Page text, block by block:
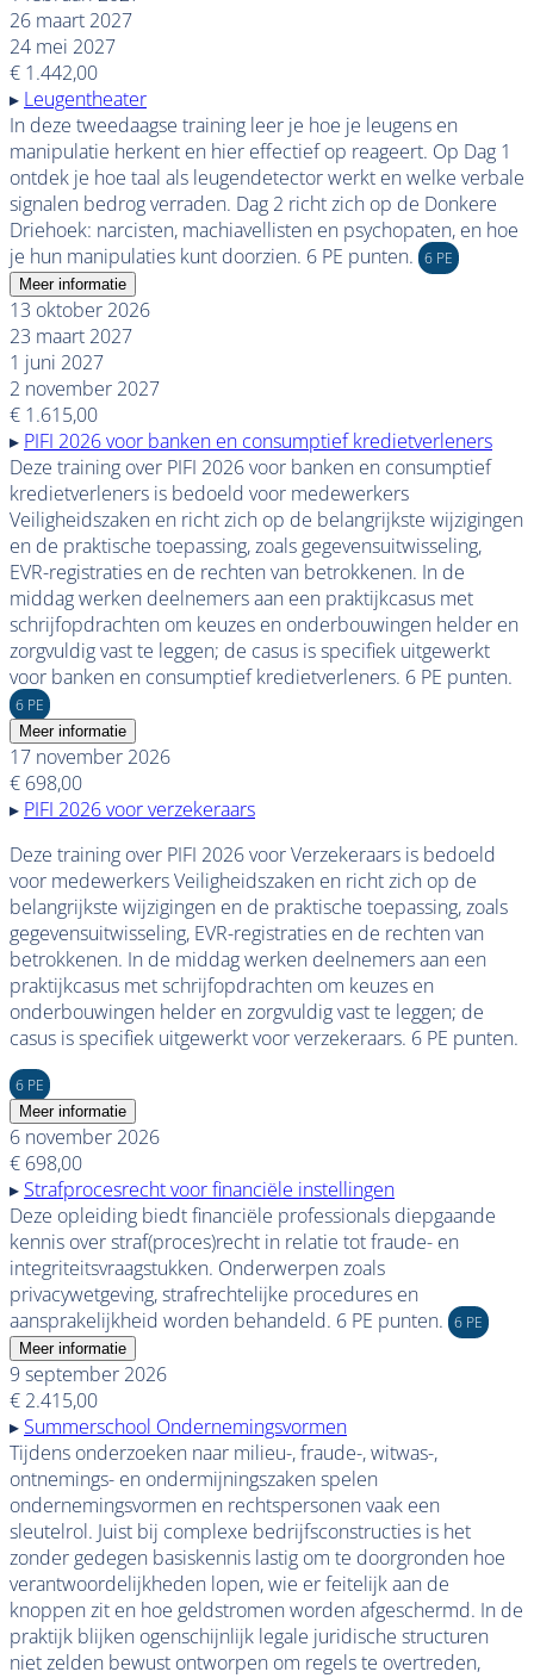
26 maart 2027
24 mei 2027
€ 1.442,00
▸ Leugentheater
In deze tweedaagse training leer je hoe je leugens en
manipulatie herkent en hier effectief op reageert. Op Dag 1
ontdek je hoe taal als leugendetector werkt en welke verbale
signalen bedrog verraden. Dag 2 richt zich op de Donkere
Driehoek: narcisten, machiavellisten en psychopaten, en hoe
je hun manipulaties kunt doorzien. 6 PE punten. 6 PE
Meer informatie
13 oktober 2026
23 maart 2027
1 juni 2027
2 november 2027
€ 1.615,00
▸ PIFI 2026 voor banken en consumptief kredietverleners
Deze training over PIFI 2026 voor banken en consumptief
kredietverleners is bedoeld voor medewerkers
Veiligheidszaken en richt zich op de belangrijkste wijzigingen
en de praktische toepassing, zoals gegevensuitwisseling,
EVR-registraties en de rechten van betrokkenen. In de
middag werken deelnemers aan een praktijkcasus met
schrijfopdrachten om keuzes en onderbouwingen helder en
zorgvuldig vast te leggen; de casus is specifiek uitgewerkt
voor banken en consumptief kredietverleners. 6 PE punten.
6 PE
Meer informatie
17 november 2026
€ 698,00
▸ PIFI 2026 voor verzekeraars
Deze training over PIFI 2026 voor Verzekeraars is bedoeld
voor medewerkers Veiligheidszaken en richt zich op de
belangrijkste wijzigingen en de praktische toepassing, zoals
gegevensuitwisseling, EVR-registraties en de rechten van
betrokkenen. In de middag werken deelnemers aan een
praktijkcasus met schrijfopdrachten om keuzes en
onderbouwingen helder en zorgvuldig vast te leggen; de
casus is specifiek uitgewerkt voor verzekeraars. 6 PE punten.
6 PE
Meer informatie
6 november 2026
€ 698,00
▸ Strafprocesrecht voor financiële instellingen
Deze opleiding biedt financiële professionals diepgaande
kennis over straf(proces)recht in relatie tot fraude- en
integriteitsvraagstukken. Onderwerpen zoals
privacywetgeving, strafrechtelijke procedures en
aansprakelijkheid worden behandeld. 6 PE punten. 6 PE
Meer informatie
9 september 2026
€ 2.415,00
▸ Summerschool Ondernemingsvormen
Tijdens onderzoeken naar milieu-, fraude-, witwas-,
ontnemings- en ondermijningszaken spelen
ondernemingsvormen en rechtspersonen vaak een
sleutelrol. Juist bij complexe bedrijfsconstructies is het
zonder gedegen basiskennis lastig om te doorgronden hoe
verantwoordelijkheden lopen, wie er feitelijk aan de
knoppen zit en hoe geldstromen worden afgeschermd. In de
praktijk blijken ogenschijnlijk legale juridische structuren
niet zelden bewust ontworpen om regels te overtreden,